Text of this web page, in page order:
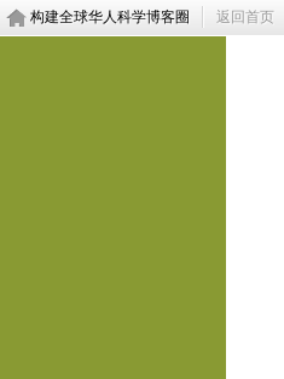
构建全球华人科学博客圈 返回首页